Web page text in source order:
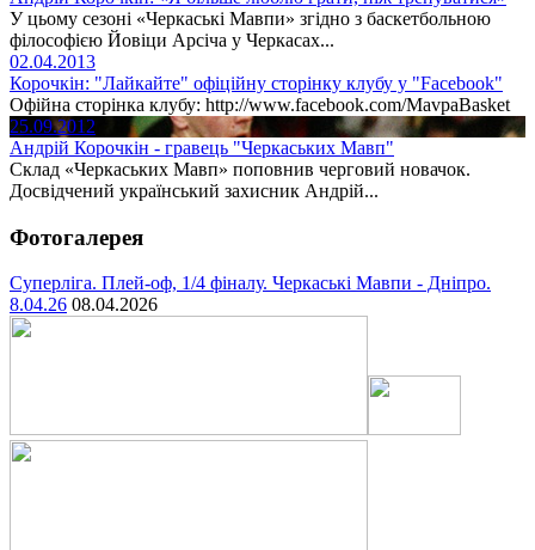
У цьому сезоні «Черкаські Мавпи» згідно з баскетбольною
філософією Йовіци Арсіча у Черкасах...
02.04.2013
Корочкін: "Лайкайте" офіційну сторінку клубу у "Facebook"
Офійна сторінка клубу: http://www.facebook.com/MavpaBasket
25.09.2012
Андрій Корочкін - гравець "Черкаських Мавп"
Склад «Черкаських Мавп» поповнив черговий новачок.
Досвідчений український захисник Андрій...
Фотогалерея
Суперліга. Плей-оф, 1/4 фіналу. Черкаські Мавпи - Дніпро.
8.04.26 08.04.2026